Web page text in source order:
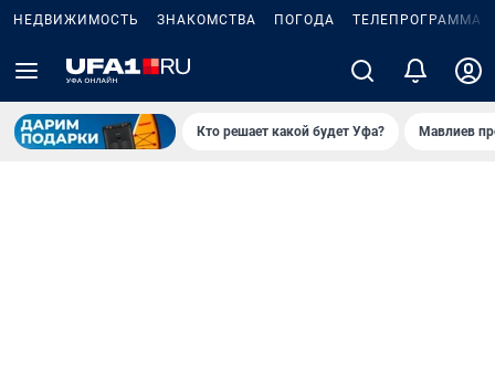
НЕДВИЖИМОСТЬ ЗНАКОМСТВА ПОГОДА ТЕЛЕПРОГРАММА
Кто решает какой будет Уфа? Мавлиев